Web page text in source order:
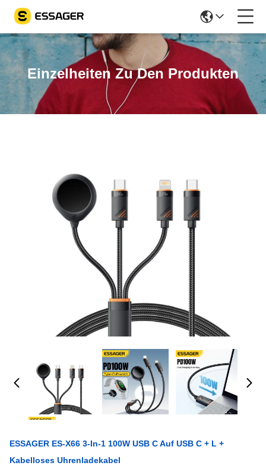
Einzelheiten Zu Den Produkten
ESSAGER ES-X66 3-In-1 100W USB C Auf USB C + L +
Kabelloses Uhrenladekabel